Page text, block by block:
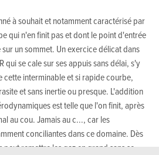
à souhait et notamment caractérisé par
qui n'en finit pas et dont le point d'entrée
un sommet. Un exercice délicat dans
qui se cale sur ses appuis sans délai, s'y
cette interminable et si rapide courbe,
et sans inertie ou presque. L'addition
est telle que l'on finit, après
au cou. Jamais au c..., car les
conciliantes dans ce domaine. Dès
remettre les gaz en grand sans se